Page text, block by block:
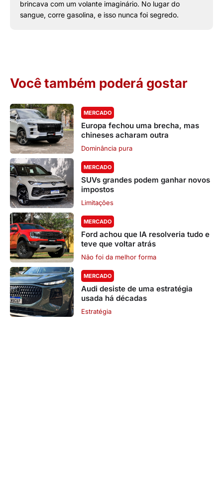
brincava com um volante imaginário. No lugar do
sangue, corre gasolina, e isso nunca foi segredo.
Você também poderá gostar
MERCADO
Europa fechou uma brecha, mas
chineses acharam outra
Dominância pura
MERCADO
SUVs grandes podem ganhar novos
impostos
Limitações
MERCADO
Ford achou que IA resolveria tudo e
teve que voltar atrás
Não foi da melhor forma
MERCADO
Audi desiste de uma estratégia
usada há décadas
Estratégia